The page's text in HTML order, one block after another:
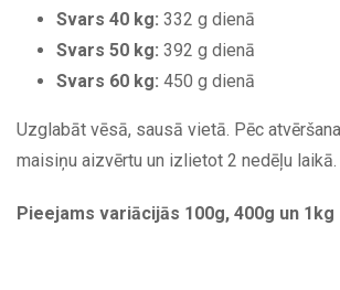
Svars 40 kg: 332 g dienā
Svars 50 kg: 392 g dienā
Svars 60 kg: 450 g dienā
Uzglabāt vēsā, sausā vietā. Pēc
maisiņu aizvērtu un izlietot 2 nedēļu laikā.
Pieejams variācijās 100g, 400g un 1kg